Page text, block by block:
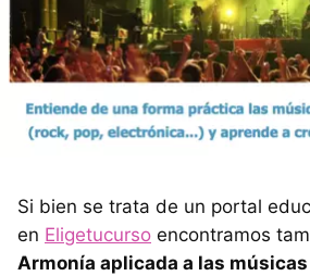
Si bien se trata de un portal
en Eligetucurso encontramos
Armonía aplicada a las